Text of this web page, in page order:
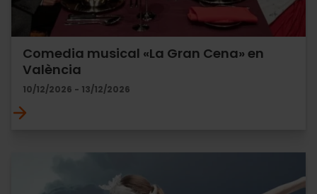
Comedia musical «La Gran Cena» en
València
10/12/2026 - 13/12/2026